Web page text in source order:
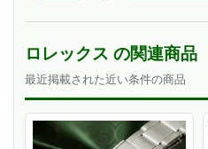
ロレックス の関連商品
最近掲載された近い条件の商品